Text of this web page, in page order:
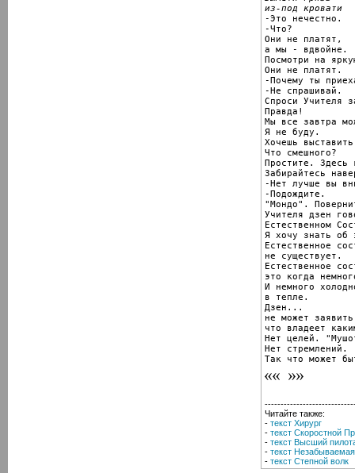
из-под кровати
-Это нечестно.
-Что?
Они не платят,
а мы - вдвойне.
Посмотри на
Они не платят.
-Почему ты
-Не спрашивай.
Спроси Учителя
Правда!
Мы все завтра
Я не буду.
Хочешь
Что смешного?
Простите. Здесь
Забирайтесь
-Нет лучше вы
-Подождите.
"Мондо".
Учителя дзен
Естественном
Я хочу знать об
Естественное
не существует.
Естественное
это когда
И немного
в тепле.
Дзен...
не может
что владеет
Нет целей.
Нет стремлений.
Так что может
Читайте также:
- текст Хирург
- текст Скоростной
- текст Высший
- текст
- текст Степной волк